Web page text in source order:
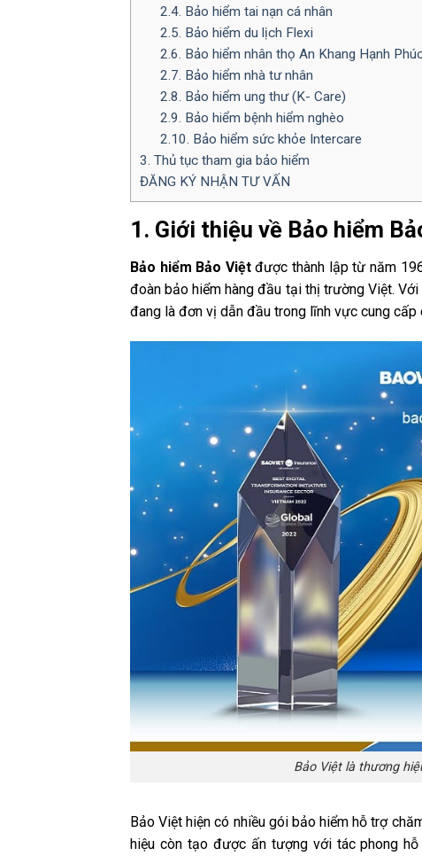
2.4. Bảo hiểm tai nạn cá nhân
2.5. Bảo hiểm du lịch Flexi
2.6. Bảo hiểm nhân thọ An Khang Hạnh
2.7. Bảo hiểm nhà tư nhân
2.8. Bảo hiểm ung thư (K- Care)
2.9. Bảo hiểm bệnh hiểm nghèo
2.10. Bảo hiểm sức khỏe Intercare
3. Thủ tục tham gia bảo hiểm
ĐĂNG KÝ NHẬN TƯ VẤN
1. Giới thiệu về Bảo hiểm
Bảo hiểm Bảo Việtđược thành lập từ năm
đoàn bảo hiểm hàng đầu tại thị trường Việt.
đang là đơn vị dẫn đầu trong lĩnh vực cung
Bảo Việt là thương
Bảo Việt hiện có nhiều gói bảo hiểm hỗ trợ
hiệu còn tạo được ấn tượng với tác phong